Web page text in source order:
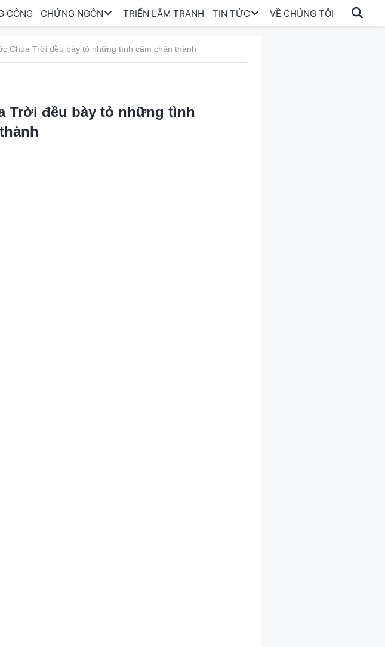
CÔNG CHỨNG NGÔN TRIỂN LÃM TRANH TIN TỨC VỀ CHÚNG TÔI
Chúa Trời đều bày tỏ những tình cảm chân thành
Trời đều bày tỏ những tình